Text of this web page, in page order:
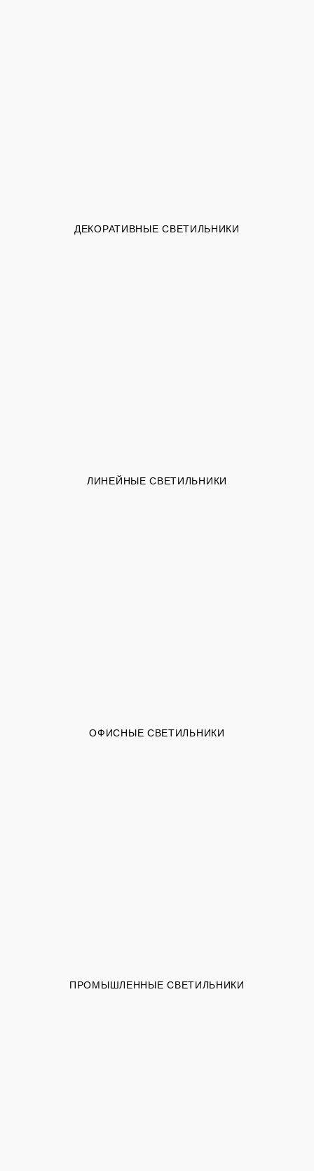
ДЕКОРАТИВНЫЕ СВЕТИЛЬНИКИ
ЛИНЕЙНЫЕ СВЕТИЛЬНИКИ
ОФИСНЫЕ СВЕТИЛЬНИКИ
ПРОМЫШЛЕННЫЕ СВЕТИЛЬНИКИ